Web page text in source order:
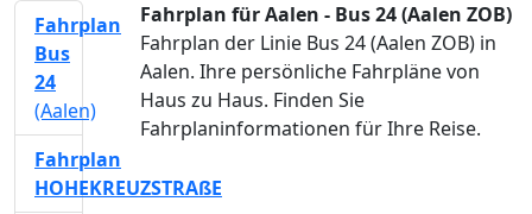
Fahrplan für Aalen - Bus 24 (Aalen ZOB)
Fahrplan der Linie Bus 24 (Aalen ZOB) in
Aalen. Ihre persönliche Fahrpläne von
Haus zu Haus. Finden Sie
Fahrplaninformationen für Ihre Reise.
Fahrplan
Bus
24
(Aalen)
Fahrplan
HOHEKREUZSTRAßE